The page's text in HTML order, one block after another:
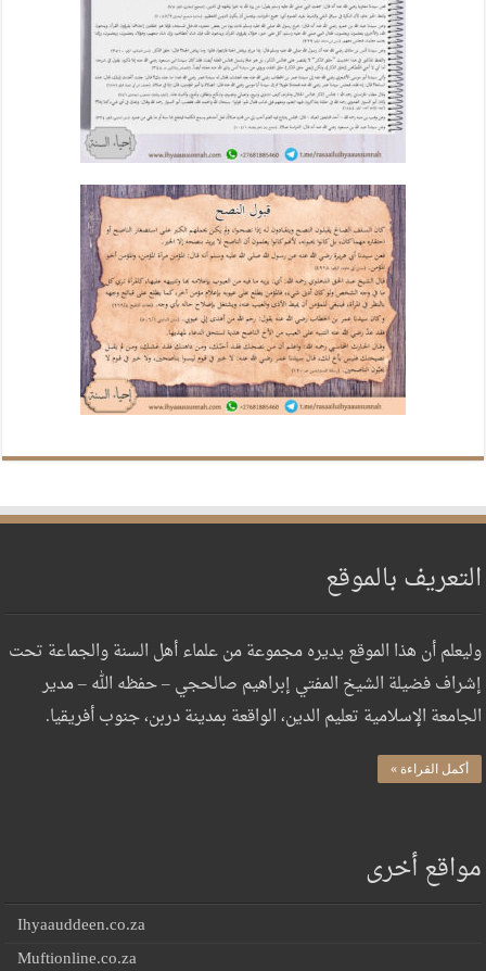
التعريف بالموقع
وليعلم أن هذا الموقع يديره مجموعة من علماء أهل السنة والجماعة تحت
إشراف فضيلة الشيخ المفتي إبراهيم صالحجي – حفظه الله – مدير
الجامعة الإسلامية تعليم الدين، الواقعة بمدينة دربن، جنوب أفريقيا.
أكمل القراءة »
مواقع أخرى
Ihyaauddeen.co.za
Muftionline.co.za